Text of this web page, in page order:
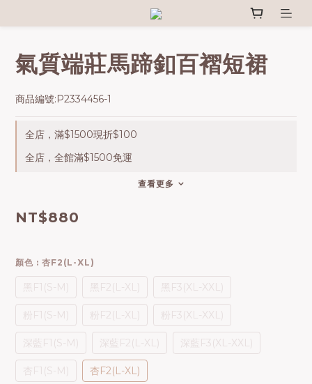
氣質端莊馬蹄釦百褶短裙
商品編號:P2334456-1
全店，滿$1500現折$100
全店，全館滿$1500免運
查看更多
NT$880
顏色 : 杏F2(L-XL)
黑F1(S-M) 黑F2(L-XL) 黑F3(XL-XXL)
粉F1(S-M) 粉F2(L-XL) 粉F3(XL-XXL)
深藍F1(S-M) 深藍F2(L-XL) 深藍F3(XL-XXL)
杏F1(S-M) 杏F2(L-XL)